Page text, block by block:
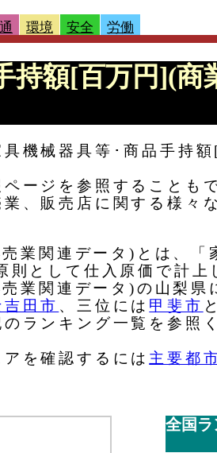
環境 安全 労働
持額[百万円](商
機械器具等･商品手持
ージを参照することも
、販売店に関する様々
業関連データ)とは、「
として仕入原価で計上
業関連データ)の山梨県
田市 、三位には 甲斐市
ランキング一覧を参照
を確認するには 主要都
全国ラ